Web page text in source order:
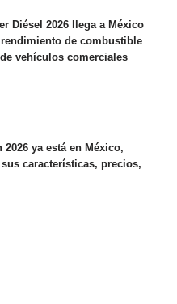
Diésel 2026 llega a México
de combustible
vehículos comerciales
2026 ya está en México,
características, precios,